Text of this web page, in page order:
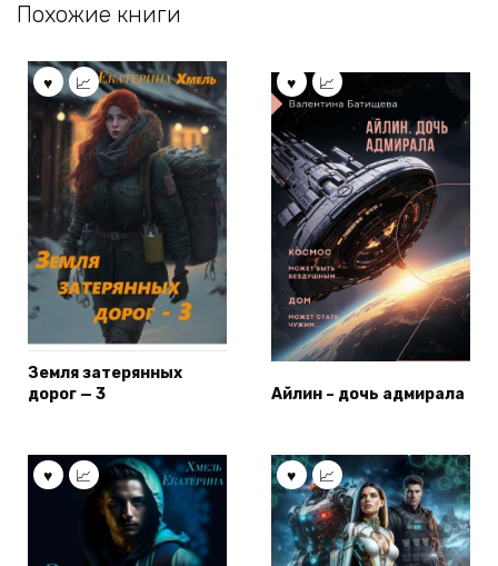
Похожие книги
Земля затерянных
дорог — 3
Айлин – дочь адмирала